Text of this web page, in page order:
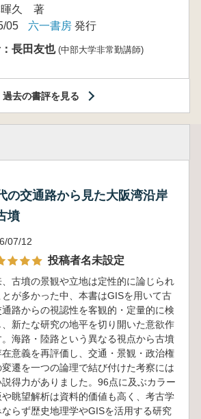
暉久 著
05
六一書房 発行
長田友也 (中部大学非常勤講師)
過去の書評を見る
の交通路から見た大阪湾沿岸
墳
07/12
投稿者名未設定
、古墳の景観や立地は定性的に論じられ
とが多かった中、本書はGISを用いて古
通路からの視認性を客観的・定量的に検
、新たな研究の地平を切り開いた意欲作
。海路・陸路という異なる視点から古墳
在意義を再評価し、交通・景観・政治権
変遷を一つの論理で結び付けた考察には
説得力がありました。96点に及ぶカラー
や眺望解析は資料的価値も高く、考古学
ならず歴史地理学やGISを活用する研究